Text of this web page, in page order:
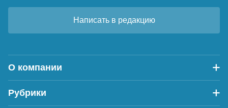
Написать в редакцию
О компании
Рубрики